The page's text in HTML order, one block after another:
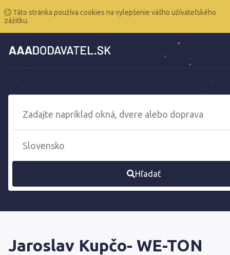
Táto stránka používa cookies na vylepšenie vášho užívateľského
zážitku.
Hľadať
Jaroslav Kupčo- WE-TON